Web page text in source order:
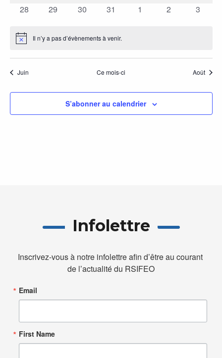
0
28
0
29
0
30
0
31
0
1
0
2
0
3
Notice Il n’y a pas d’évènements à venir.
Juin Ce mois-ci Août
S’abonner au calendrier
Infolettre
Inscrivez-vous à notre infolettre afin d’être au courant
de l’actualité du RSIFEO
Email
First Name